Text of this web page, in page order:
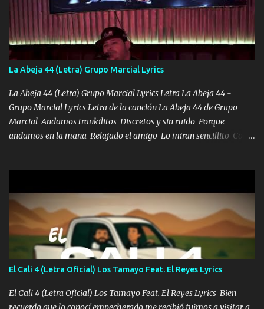
otra Música Surcando bien mi camino voy por mi línea no veo a
los lados aquel que no corre vuela no se me duerm voy chicoteado
Ya pasé varias hazañas ya tienen rato que me agarran el colmillo
de este León los estatales no sé esperaron Al tiro esta la PrimiZa
también la nueve que cargo al lado doy la mano al que su amigo y
al traicionero damos pa abajo Y No me paran aquí hay pa más
pues hay charola les voy a dar hasta topar pues no hay de otra...
La Abeja 44 (Letra) Grupo Marcial Lyrics
La Abeja 44 (Letra) Grupo Marcial Lyrics Letra La Abeja 44 -
Grupo Marcial Lyrics Letra de la canción La Abeja 44 de Grupo
Marcial Andamos trankilitos Discretos y sin ruido Porque
andamos en la mana Relajado el amigo Lo miran sencillito Con
coronamos Se jala los marciales Y sus guitarras ya van sonando
Un gallardo me prendo Para agarrar el vuelo y la mente y
tranquilizando Tomense un buen trago Y así es como empezamos
los versos que voy cantando (Music) A vido alta y bajas La carreta
se atora Pero nunca le aflojamos Ya me han pasado cosas Y
aunque ustedes no sepan Pero la vida es muy corta Hay que
echarle chingazos Y seguir trabajando porque nada es...
El Cali 4 (Letra Oficial) Los Tamayo Feat. El Reyes Lyrics
El Cali 4 (Letra Oficial) Los Tamayo Feat. El Reyes Lyrics Bien